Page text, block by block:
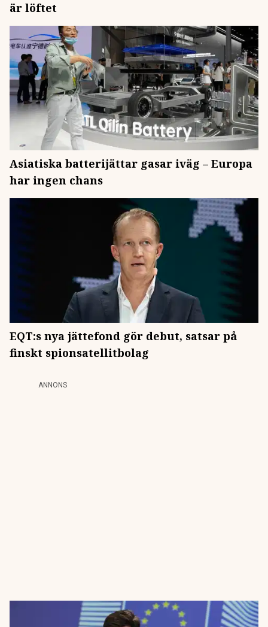
är löftet
Asiatiska batterijättar gasar iväg – Europa
har ingen chans
EQT:s nya jättefond gör debut, satsar på
finskt spionsatellitbolag
ANNONS